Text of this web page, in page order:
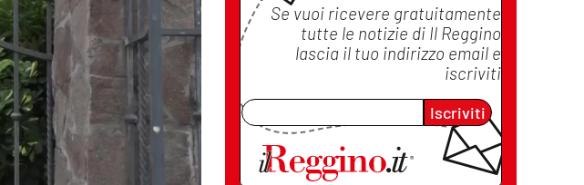
Se vuoi ricevere gratuitamente
tutte le notizie di Il Reggino
lascia il tuo indirizzo email e
iscriviti
Iscriviti